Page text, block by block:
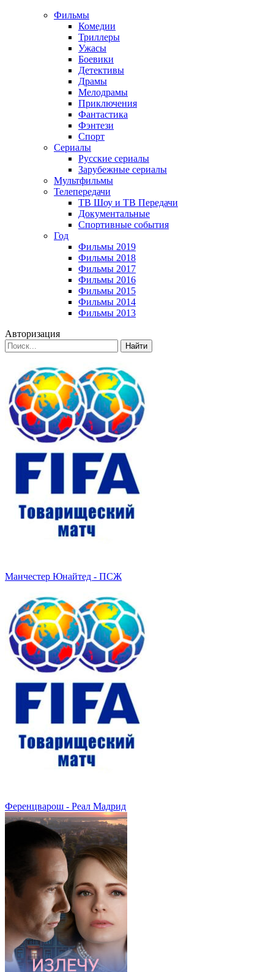
Фильмы
Комедии
Триллеры
Ужасы
Боевики
Детективы
Драмы
Мелодрамы
Приключения
Фантастика
Фэнтези
Спорт
Сериалы
Русские сериалы
Зарубежные сериалы
Мультфильмы
Телепередачи
ТВ Шоу и ТВ Передачи
Документальные
Спортивные события
Год
Фильмы 2019
Фильмы 2018
Фильмы 2017
Фильмы 2016
Фильмы 2015
Фильмы 2014
Фильмы 2013
Авторизация
Найти
Манчестер Юнайтед - ПСЖ
Ференцварош - Реал Мадрид